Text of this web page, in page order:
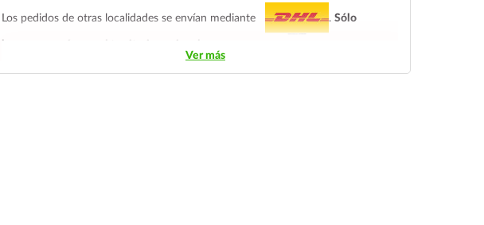
Los pedidos de otras localidades se envían mediante . Sólo
Tenemos dos tarifas dependiendo del tiempo de entrega:tarifa nacional al día
Ver más